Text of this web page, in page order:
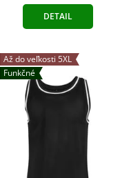
DETAIL
Až do veľkosti 5XL
Funkčné